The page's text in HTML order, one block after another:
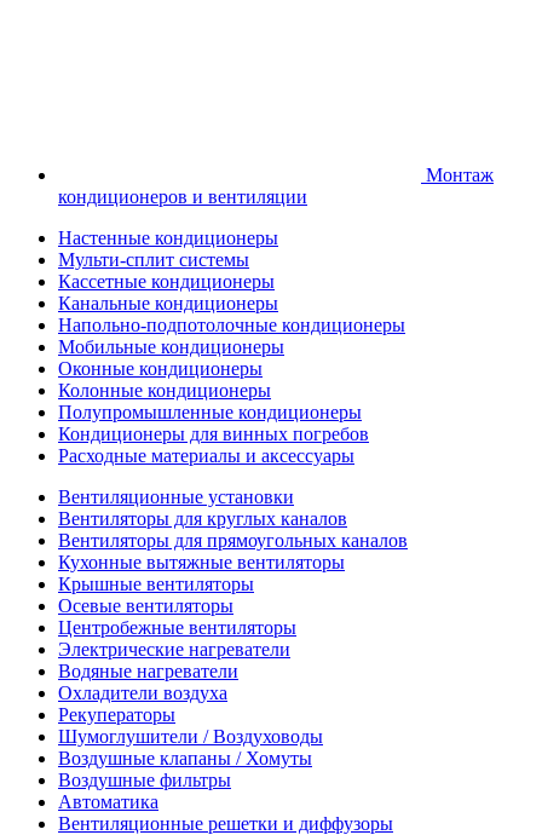
Монтаж
кондиционеров и вентиляции
Настенные кондиционеры
Мульти-сплит системы
Кассетные кондиционеры
Канальные кондиционеры
Напольно-подпотолочные кондиционеры
Мобильные кондиционеры
Оконные кондиционеры
Колонные кондиционеры
Полупромышленные кондиционеры
Кондиционеры для винных погребов
Расходные материалы и аксессуары
Вентиляционные установки
Вентиляторы для круглых каналов
Вентиляторы для прямоугольных каналов
Кухонные вытяжные вентиляторы
Крышные вентиляторы
Осевые вентиляторы
Центробежные вентиляторы
Электрические нагреватели
Водяные нагреватели
Охладители воздуха
Рекуператоры
Шумоглушители / Воздуховоды
Воздушные клапаны / Хомуты
Воздушные фильтры
Автоматика
Вентиляционные решетки и диффузоры